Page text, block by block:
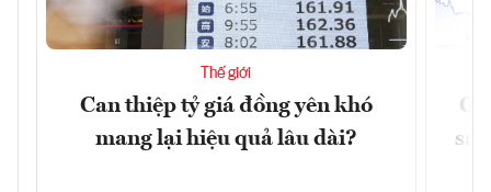
Thế giới
Can thiệp tỷ giá đồng yên khó
mang lại hiệu quả lâu dài?